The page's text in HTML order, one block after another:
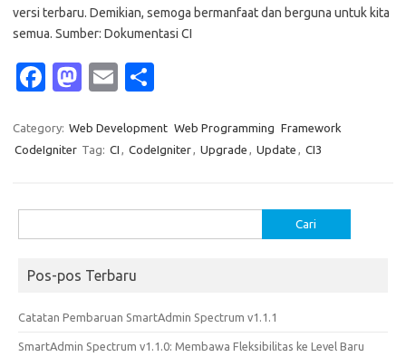
versi terbaru. Demikian, semoga bermanfaat dan berguna untuk kita
semua. Sumber: Dokumentasi CI
Fa
e
b
M
t
o
E
ail ar
e
Category: Web Development Web Programming Framework
CodeIgniter Tag: CI , CodeIgniter, Upgrade , Update , CI3
untuk:
Pos-pos Terbaru
Catatan Pembaruan SmartAdmin Spectrum v1.1.1
SmartAdmin Spectrum v1.1.0: Membawa Fleksibilitas ke Level Baru